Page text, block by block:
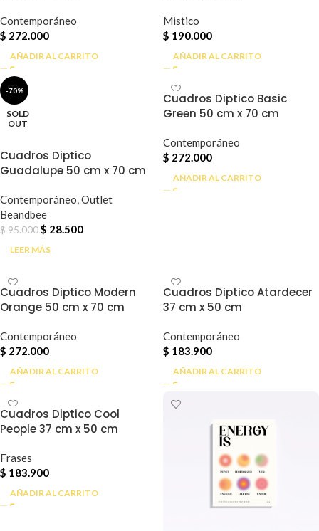
Contemporáneo
$ 272.000
AÑADIR AL CARRITO
Mistico
$ 190.000
AÑADIR AL CARRITO
-70%
SOLD
OUT
Cuadros Diptico
Guadalupe 50 cm x 70 cm
Contemporáneo,Outlet
Beandbee
$95.000$ 28.500
LEER MÁS
Cuadros Diptico Basic
Green 50 cm x 70 cm
Contemporáneo
$ 272.000
AÑADIR AL CARRITO
Cuadros Diptico Modern
Orange 50 cm x 70 cm
Contemporáneo
$ 272.000
AÑADIR AL CARRITO
Cuadros Diptico Atardecer
37 cm x 50 cm
Contemporáneo
$ 183.900
AÑADIR AL CARRITO
Cuadros Diptico Cool
People 37 cm x 50 cm
Frases
$ 183.900
AÑADIR AL CARRITO